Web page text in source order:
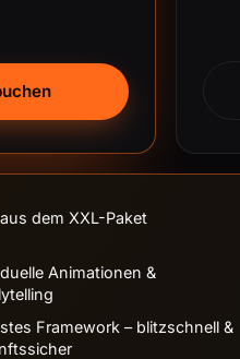
dem XXL-Paket
Animationen &
Framework – blitzschnell &